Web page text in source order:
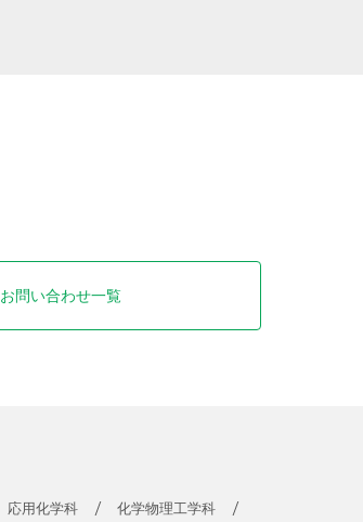
お問い合わせ一覧
応用化学科 化学物理工学科